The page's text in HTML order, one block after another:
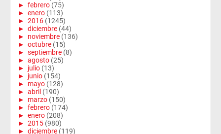
► febrero (75)
► enero (113)
► 2016 (1245)
► diciembre (44)
► noviembre (136)
► octubre (15)
► septiembre (8)
► agosto (25)
► julio (13)
► junio (154)
► mayo (128)
► abril (190)
► marzo (150)
► febrero (174)
► enero (208)
► 2015 (980)
► diciembre (119)